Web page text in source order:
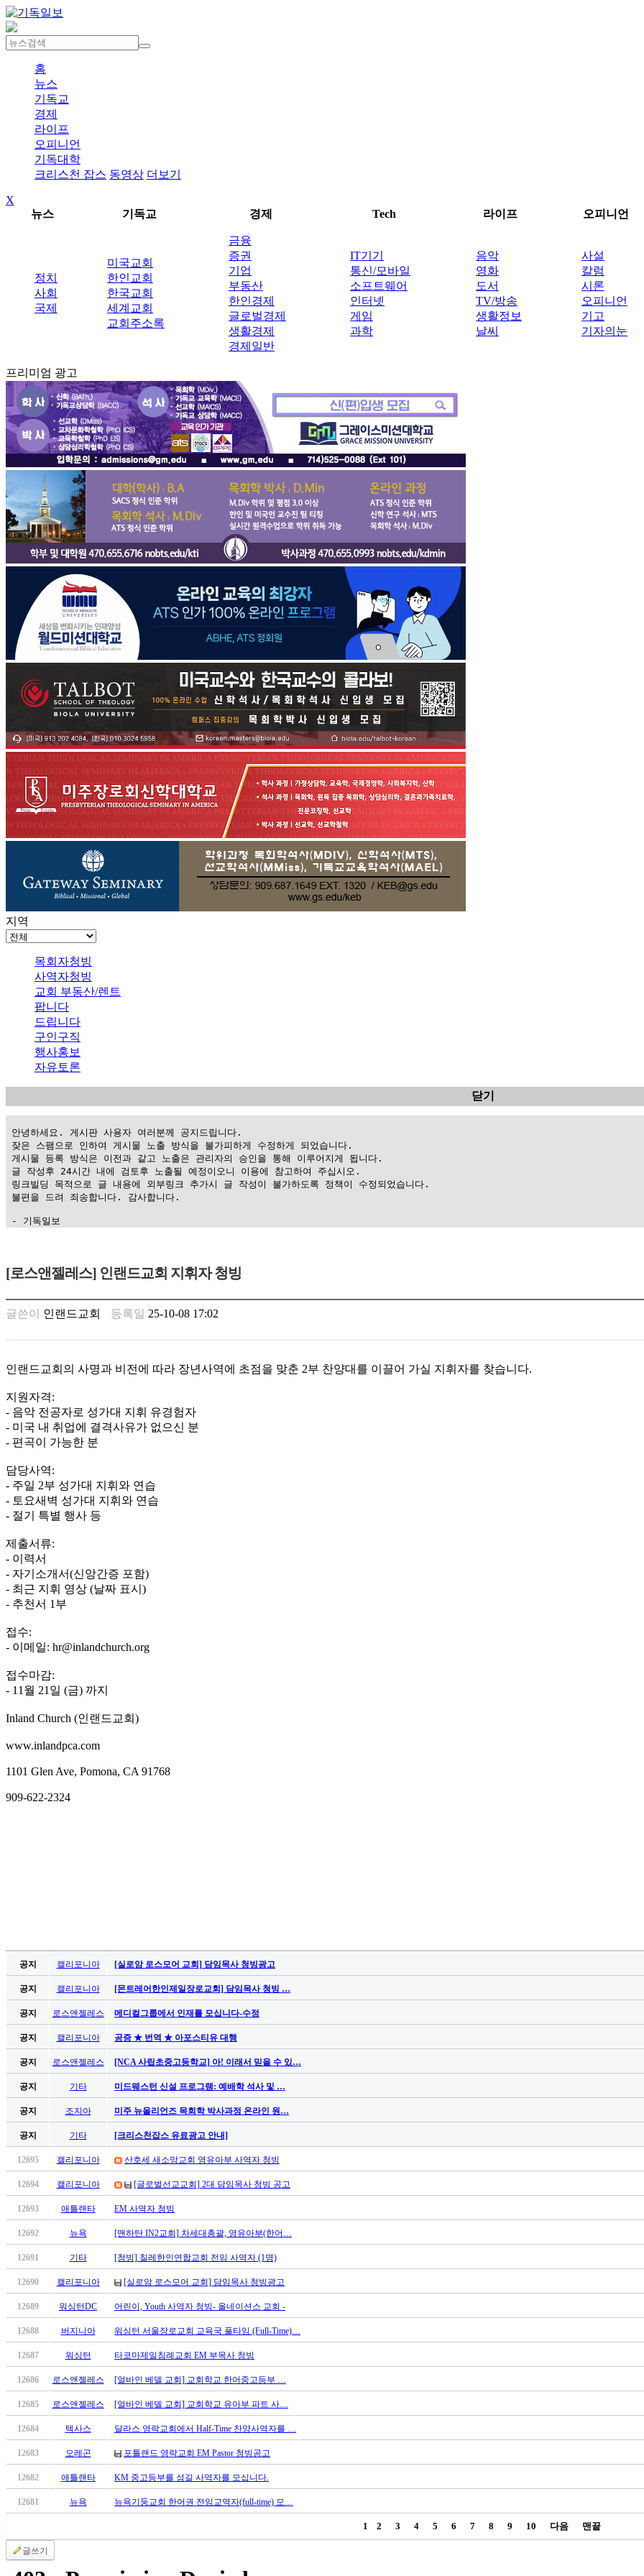
홈
뉴스
기독교
경제
라이프
오피니언
기독대학
크리스천 잡스 동영상 더보기
X
뉴스
기독교 경제 Tech 라이프 오피니언
정치
사회
국제
미국교회
한인교회
한국교회
세계교회
교회주소록
금융
증권
기업
부동산
한인경제
글로벌경제
생활경제
경제일반
IT기기
통신/모바일
소프트웨어
인터넷
게임
과학
음악
영화
도서
TV/방송
생활정보
날씨
사설
칼럼
시론
오피니언
기고
기자의눈
프리미엄 광고
지역
목회자청빙
사역자청빙
교회 부동산/렌트
팝니다
드립니다
구인구직
행사홍보
자유토론
닫기
안녕하세요. 게시판 사용자 여러분께 공지드립니다.
잦은 스팸으로 인하여 게시물 노출 방식을 불가피하게 수정하게 되었습니다.
게시물 등록 방식은 이전과 같고 노출은 관리자의 승인을 통해 이루어지게 됩니다.
글 작성후 24시간 내에 검토후 노출될 예정이오니 이용에 참고하여 주십시오.
링크빌딩 목적으로 글 내용에 외부링크 추가시 글 작성이 불가하도록 정책이 수정되었습니다.
불편을 드려 죄송합니다. 감사합니다.
- 기독일보
만
찾
기
링
밍
키
넷
주
minky
합
체
출
안
마
러
브
약
주
소
우
즐
비
프
리
약
코
e
스
노
휴
트
무
만
어
시
알
가
기
진
아
탑-
[로스앤젤레스] 인랜드교회 지휘자 청빙
글쓴이 인랜드교회 등록일 25-10-08 17:02
인랜드교회의 사명과 비전에 따라 장년사역에 초점을 맞춘 2부 찬양대를 이끌어 가실 지휘자를 찾습니다.
지원자격:
- 음악 전공자로 성가대 지휘 유경험자
- 미국 내 취업에 결격사유가 없으신 분
- 편곡이 가능한 분
담당사역:
- 주일 2부 성가대 지휘와 연습
- 토요새벽 성가대 지휘와 연습
- 절기 특별 행사 등
제출서류:
- 이력서
- 자기소개서(신앙간증 포함)
- 최근 지휘 영상 (날짜 표시)
- 추천서 1부
접수:
- 이메일: hr@inlandchurch.org
접수마감:
- 11월 21일 (금) 까지
Inland Church (인랜드교회)
www.inlandpca.com
1101 Glen Ave, Pomona, CA 91768
909-622-2324
공지 캘리포니아 [실로암 로스모어 교회] 담임목사 청빙광고
공지 캘리포니아 [몬트레어한인제일장로교회] 담임목사 청빙 …
공지 로스앤젤레스 메디컬그룹에서 인재를 모십니다-수정
공지 캘리포니아 공증 ★ 번역 ★ 아포스티유 대행
공지 로스앤젤레스 [NCA 사립초중고등학교] 아! 이래서 믿을 수 있…
공지 기타 미드웨스턴 신설 프로그램: 예배학 석사 및 …
공지 조지아 미주 뉴올리언즈 목회학 박사과정 온라인 원…
공지 기타 [크리스천잡스 유료광고 안내]
12695 캘리포니아 산호세 새소망교회 영유아부 사역자 청빙
12694 캘리포니아 [글로벌선교교회] 2대 담임목사 청빙 공고
12693 애틀랜타 EM 사역자 청빙
12692 뉴욕 [맨하탄 IN2교회] 차세대총괄, 영유아부(한어…
12691 기타 [청빙] 칠레한인연합교회 전임 사역자 (1명)
12690 캘리포니아 [실로암 로스모어 교회] 담임목사 청빙광고
12689 워싱턴DC 어린이, Youth 사역자 청빙- 올네이션스 교회 -
12688 버지니아 워싱턴 서울장로교회 교육국 풀타임 (Full-Time)…
12687 워싱턴 타코마제일침례교회 EM 부목사 청빙
12686 로스앤젤레스 [얼바인 베델 교회] 교회학교 한어중고등부 …
12685 로스앤젤레스 [얼바인 베델 교회] 교회학교 유아부 파트 사…
12684 텍사스 달라스 영락교회에서 Half-Time 찬양사역자를 …
12683 오레곤 포틀랜드 영락교회 EM Pastor 청빙공고
12682 애틀랜타 KM 중고등부를 섬길 사역자를 모십니다.
12681 뉴욕 뉴욕기둥교회 한어권 전임교역자(full-time) 모…
1 2 3 4 5 6 7 8 9 10 다음 맨끝
글쓰기